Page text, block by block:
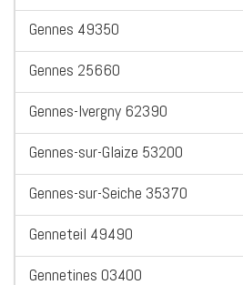
Gennes 49350
Gennes 25660
Gennes-Ivergny 62390
Gennes-sur-Glaize 53200
Gennes-sur-Seiche 35370
Genneteil 49490
Gennetines 03400